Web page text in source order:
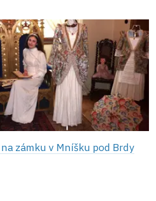
zámku v Mníšku pod Brdy